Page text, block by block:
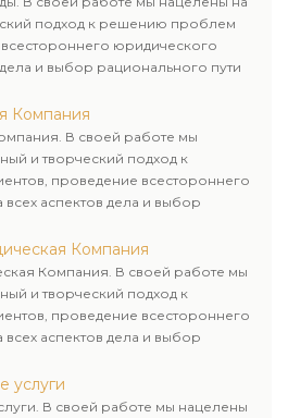
подход к решению проблем
юридического
и выбор рационального пути
Компания
В своей работе мы
и творческий подход к
проведение всестороннего
аспектов дела и выбор
Компания
Компания. В своей работе мы
и творческий подход к
проведение всестороннего
аспектов дела и выбор
услуги
В своей работе мы нацелены